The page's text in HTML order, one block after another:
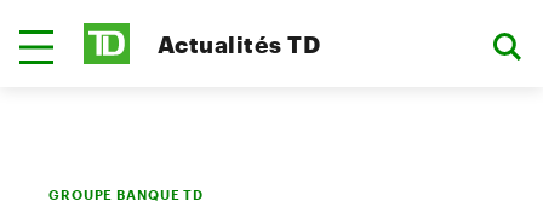
Actualités TD
GROUPE BANQUE TD